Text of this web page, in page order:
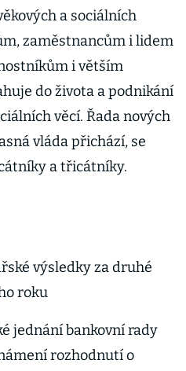
a sociálních
zaměstnancům i lidem
i větším
do života a podnikání
věcí. Řada nových
vláda přichází, se
a třicátníky.
výsledky za druhé
roku
jednání bankovní rady
rozhodnutí o